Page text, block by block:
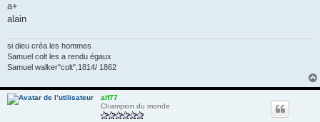
a+
alain
si dieu créa les hommes
Samuel colt les a rendu égaux
Samuel walker"colt",1814/ 1862
alf77
Champion du monde